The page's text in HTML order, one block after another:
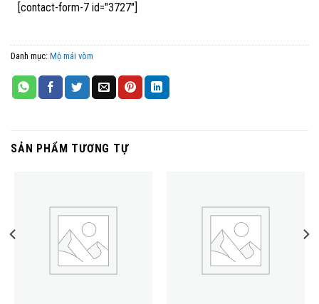
[contact-form-7 id="3727"]
Danh mục: Mộ mái vòm
SẢN PHẨM TƯƠNG TỰ